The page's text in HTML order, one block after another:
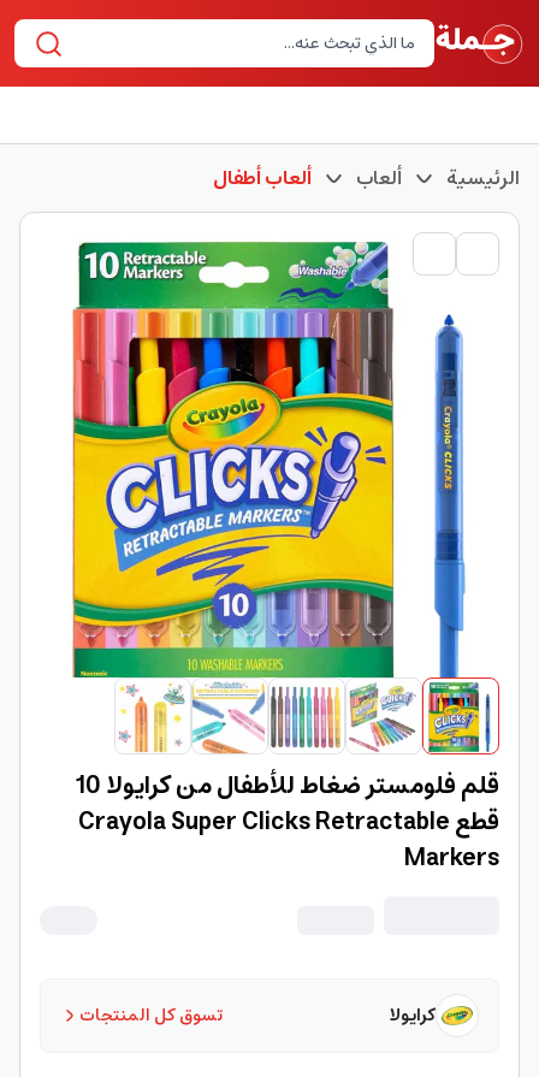
الرئيسية ألعاب ألعاب أطفال
قلم فلومستر ضغاط للأطفال من كرايولا 10
قطع Crayola Super Clicks Retractable
Markers
تسوق كل المنتجات كرايولا